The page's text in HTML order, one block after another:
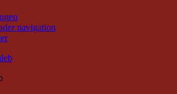
navigation